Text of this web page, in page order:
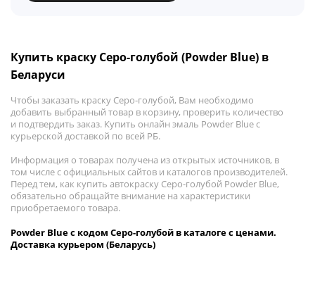
Купить краску Серо-голубой (Powder Blue) в
Беларуси
Чтобы заказать краску Серо-голубой, Вам необходимо
добавить выбранный товар в корзину, проверить количество
и подтвердить заказ. Купить онлайн эмаль Powder Blue с
курьерской доставкой по всей РБ.
Информация о товарах получена из открытых источников, в
том числе с официальных сайтов и каталогов производителей.
Перед тем, как купить автокраску Серо-голубой Powder Blue,
обязательно обращайте внимание на характеристики
приобретаемого товара.
Powder Blue с кодом Серо-голубой в каталоге с ценами.
Доставка курьером (Беларусь)